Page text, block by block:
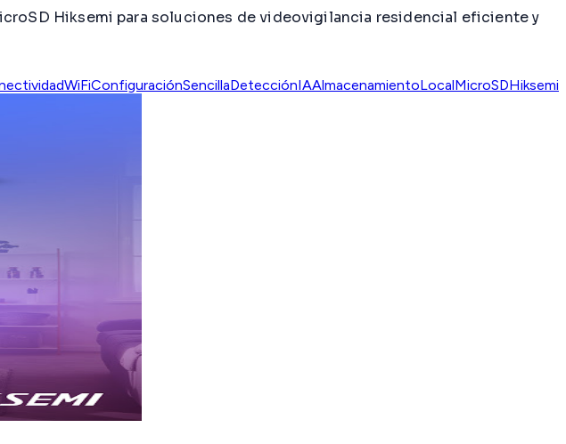
Hiksemi para soluciones de videovigilancia residencial eficiente y
ConfiguraciónSencillaDetecciónIAAlmacenamientoLocalMicroSDHiksemi